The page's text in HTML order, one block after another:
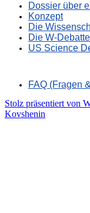
Dossier über
Konzept
Die
Die W-
US Science
FAQ (Fragen
Stolz präsentiert von
Kovshenin